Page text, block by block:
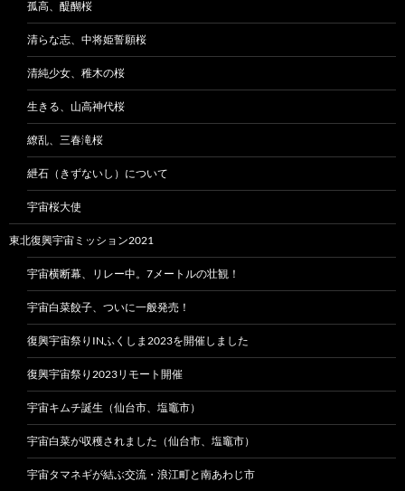
孤高、醍醐桜
清らな志、中将姫誓願桜
清純少女、稚木の桜
生きる、山高神代桜
繚乱、三春滝桜
紲石（きずないし）について
宇宙桜大使
東北復興宇宙ミッション2021
宇宙横断幕、リレー中。7メートルの壮観！
宇宙白菜餃子、ついに一般発売！
復興宇宙祭りINふくしま2023を開催しました
復興宇宙祭り2023リモート開催
宇宙キムチ誕生（仙台市、塩竈市）
宇宙白菜が収穫されました（仙台市、塩竈市）
宇宙タマネギが結ぶ交流・浪江町と南あわじ市